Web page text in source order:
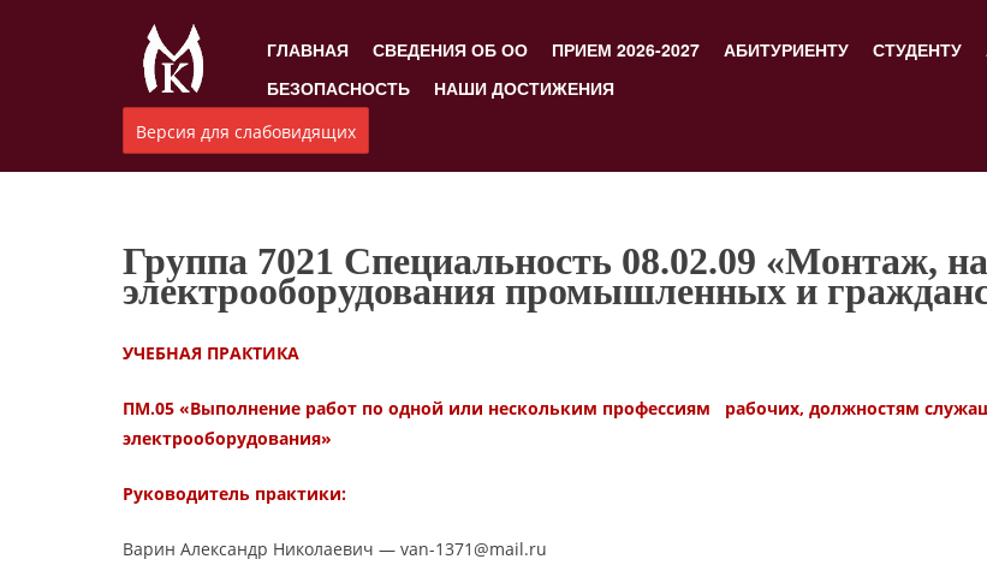
ГЛАВНАЯ СВЕДЕНИЯ ОБ ОО ПРИЕМ 2026-2027 АБИТУРИЕНТУ СТУДЕНТУ
БЕЗОПАСНОСТЬ
НАШИ ДОСТИЖЕНИЯ
Версия для слабовидящих
Группа 7021 Специальность 08.02.09 «Монтаж,
электрооборудования промышленных и
УЧЕБНАЯ ПРАКТИКА
ПМ.05 «Выполнение работ по одной или нескольким профессиям рабочих, должностям
электрооборудования»
Руководитель практики:
Варин Александр Николаевич — van-1371@mail.ru